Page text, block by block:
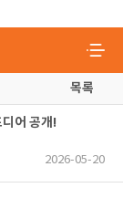
목록
디어 공개!
2026-05-20